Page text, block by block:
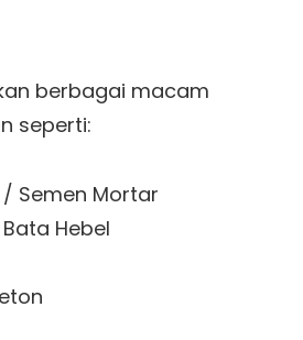
berbagai macam
seperti:
Semen Mortar
Hebel